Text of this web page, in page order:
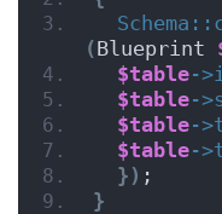
(Blueprint
$table->
$table->
$table->
$table->
}) ;
}